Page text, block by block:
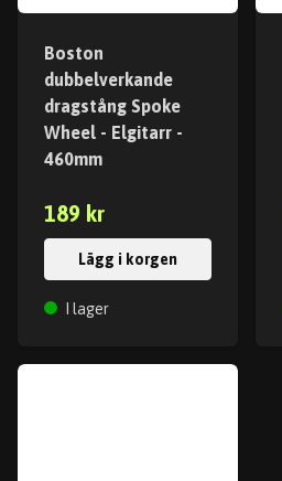
Boston
dubbelverkande
dragstång Spoke
Wheel - Elgitarr -
460mm
189 kr
Lägg i korgen
I lager